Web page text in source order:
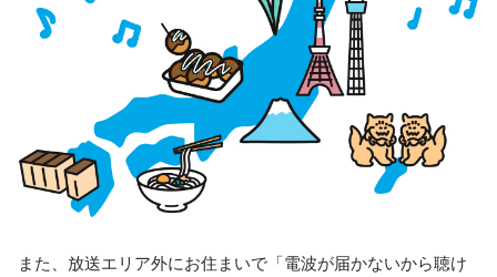
また、放送エリア外にお住まいで「電波が届かないから聴け